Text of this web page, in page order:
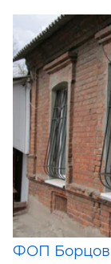
ФОП Борцов